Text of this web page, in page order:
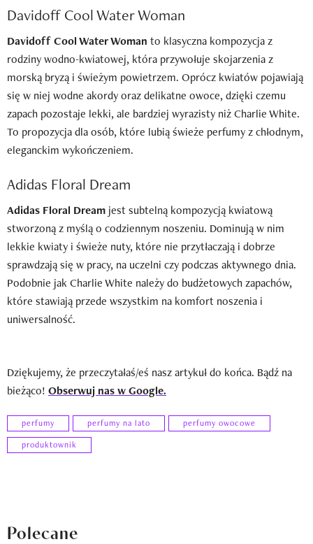
Davidoff Cool Water Woman
Davidoff Cool Water Woman to klasyczna kompozycja z
rodziny wodno-kwiatowej, która przywołuje skojarzenia z
morską bryzą i świeżym powietrzem. Oprócz kwiatów pojawiają
się w niej wodne akordy oraz delikatne owoce, dzięki czemu
zapach pozostaje lekki, ale bardziej wyrazisty niż Charlie White.
To propozycja dla osób, które lubią świeże perfumy z chłodnym,
eleganckim wykończeniem.
Adidas Floral Dream
Adidas Floral Dream jest subtelną kompozycją kwiatową
stworzoną z myślą o codziennym noszeniu. Dominują w nim
lekkie kwiaty i świeże nuty, które nie przytłaczają i dobrze
sprawdzają się w pracy, na uczelni czy podczas aktywnego dnia.
Podobnie jak Charlie White należy do budżetowych zapachów,
które stawiają przede wszystkim na komfort noszenia i
uniwersalność.
Dziękujemy, że przeczytałaś/eś nasz artykuł do końca. Bądź na
bieżąco! Obserwuj nas w Google.
perfumy perfumy na lato
perfumy owocowe
produktownik
Polecane